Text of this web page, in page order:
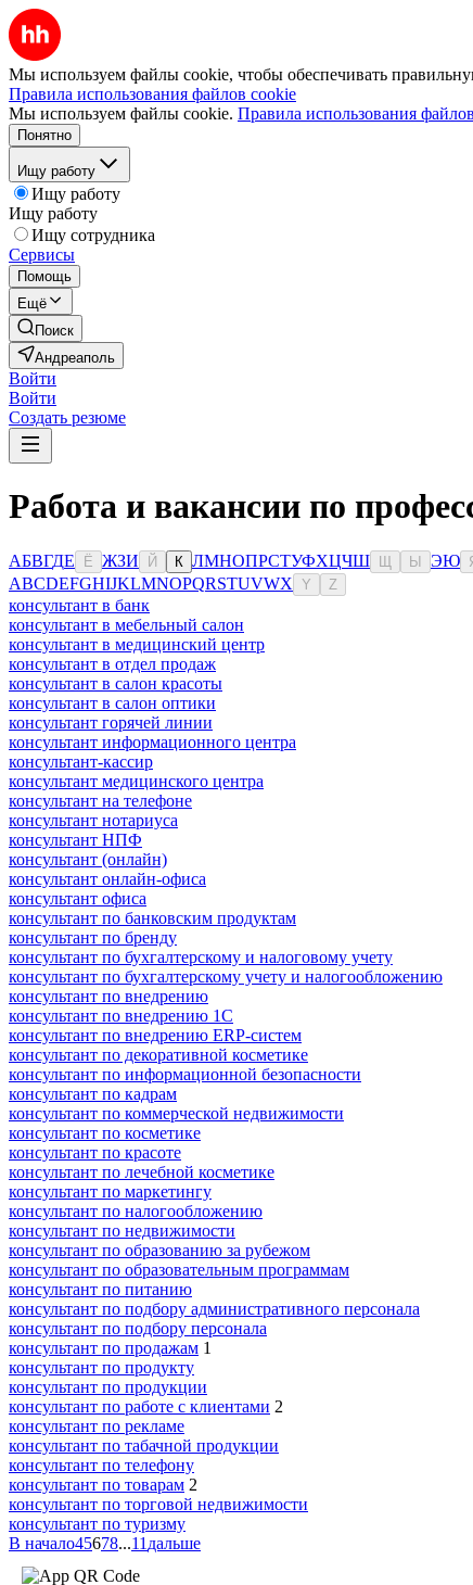
Мы используем файлы cookie, чтобы обеспечивать
Правила использования файлов cookie
Мы используем файлы cookie. Правила использования
Понятно
Ищу работу
Ищу работу
Ищу работу
Ищу сотрудника
Сервисы
Помощь
Ещё
Поиск
Андреаполь
Войти
Войти
Создать резюме
Работа и вакансии по
АБВГДЕ Ё ЖЗИ Й К ЛМНОПРСТУФХЦЧШ Ы ЭЮ
ABCDEFGHIJKLMNOPQRSTUVWX Y Z
консультант в банк
консультант в мебельный салон
консультант в медицинский центр
консультант в отдел продаж
консультант в салон красоты
консультант в салон оптики
консультант горячей линии
консультант информационного центра
консультант-кассир
консультант медицинского центра
консультант на телефоне
консультант нотариуса
консультант НПФ
консультант (онлайн)
консультант онлайн-офиса
консультант офиса
консультант по банковским продуктам
консультант по бренду
консультант по бухгалтерскому и налоговому учету
консультант по бухгалтерскому учету и налогообложению
консультант по внедрению
консультант по внедрению 1С
консультант по внедрению ERP-систем
консультант по декоративной косметике
консультант по информационной безопасности
консультант по кадрам
консультант по коммерческой недвижимости
консультант по косметике
консультант по красоте
консультант по лечебной косметике
консультант по маркетингу
консультант по налогообложению
консультант по недвижимости
консультант по образованию за рубежом
консультант по образовательным программам
консультант по питанию
консультант по подбору административного персонала
консультант по подбору персонала
консультант по продажам 1
консультант по продукту
консультант по продукции
консультант по работе с клиентами 2
консультант по рекламе
консультант по табачной продукции
консультант по телефону
консультант по товарам 2
консультант по торговой недвижимости
консультант по туризму
В начало45678...11 дальше